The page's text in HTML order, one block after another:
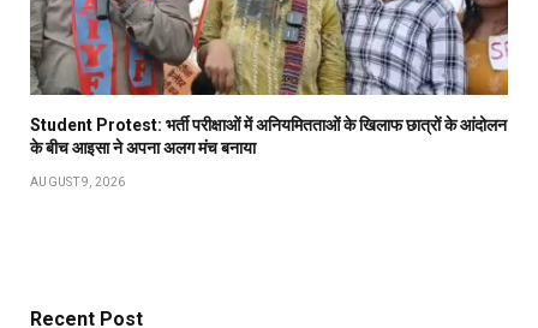
Student Protest: भर्ती परीक्षाओं में अनियमितताओं के खिलाफ छात्रों के आंदोलन
के बीच आइसा ने अपना अलग मंच बनाया
AUGUST 9, 2026
Recent Post